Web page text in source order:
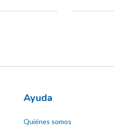
Ayuda
Quiénes somos